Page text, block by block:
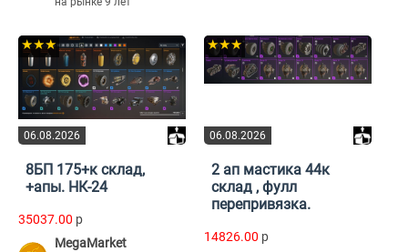
06.08.2026
★★★
8БП 175+к склад,
+апы. НК-24
35037.00 p
MegaMarket
06.08.2026
★★★
2 ап мастика 44к
склад , фулл
перепривязка.
14826.00 p